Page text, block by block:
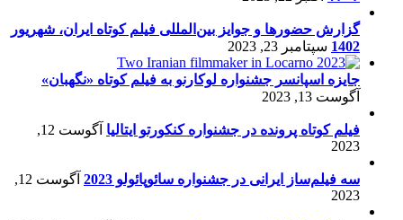
گزارش حضورها و جوایز بین‌المللی فیلم کوتاه ایران، شهریور
1402 سپتامبر 23, 2023
جایزه اسپانسر جشنواره لوکارنو به فیلم کوتاه «نگهبان»
آگوست 13, 2023
فیلم کوتاه پرونده در جشنواره کنکورتو ایتالیا
آگوست 12,
2023
سه فیلم‌ساز ایرانی در جشنواره سائوپائولو 2023
آگوست 12,
2023